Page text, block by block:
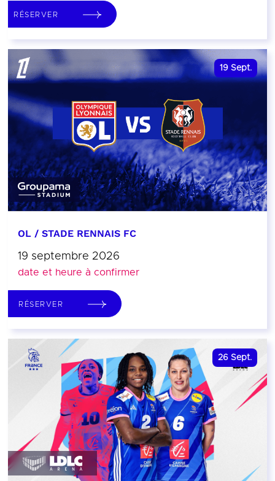
RÉSERVER
19 Sept.
OL / STADE RENNAIS FC
19 septembre 2026
date et heure à confirmer
RÉSERVER
26 Sept.